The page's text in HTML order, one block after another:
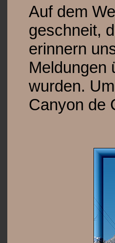
Auf dem
geschneit,
erinnern
Meldungen
wurden.
Canyon de